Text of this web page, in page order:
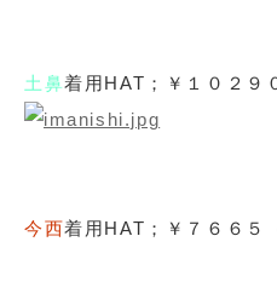
土鼻着用HAT；￥１０２９
今西着用HAT；￥７６６５